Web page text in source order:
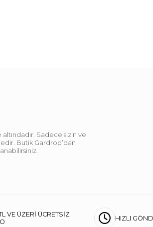
Sadece sizin ve
Butik Gardrop’dan
VE ÜZERİ ÜCRETSİZ
HIZLI